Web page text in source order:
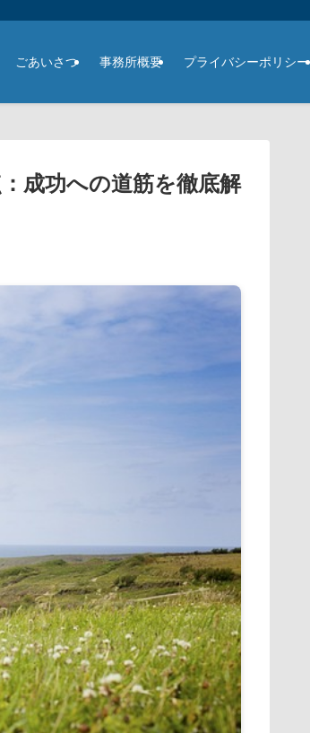
ごあいさつ 事務所概要 プライバシーポリシー
成功への道筋を徹底解